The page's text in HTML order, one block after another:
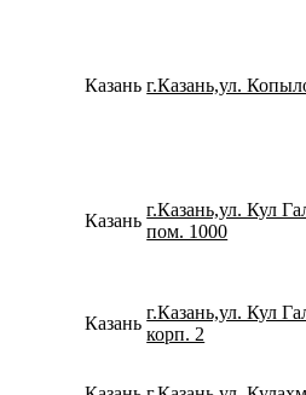
Казань г.Казань,ул.
Казань
г.Казань,ул. Кул
пом. 1000
Казань
г.Казань,ул. Кул
корп. 2